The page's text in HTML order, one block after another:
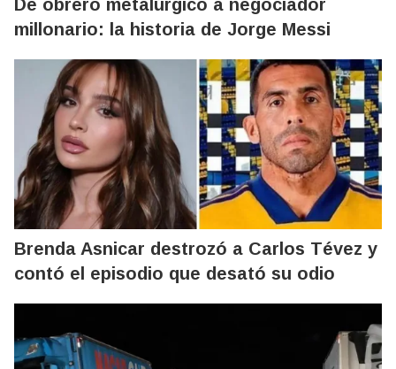
De obrero metalúrgico a negociador
millonario: la historia de Jorge Messi
Brenda Asnicar destrozó a Carlos Tévez y
contó el episodio que desató su odio